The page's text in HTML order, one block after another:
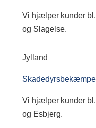
Vi hjælper kunder
og Slagelse.
Jylland
Vi hjælper kunder
og Esbjerg.